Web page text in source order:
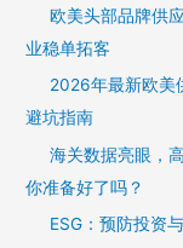
欧美头部品牌供
业稳单拓客
2026年最新欧美
避坑指南
海关数据亮眼，
你准备好了吗？
ESG：预防投资